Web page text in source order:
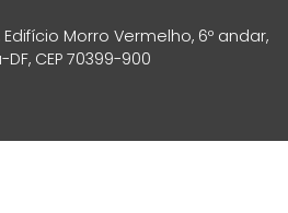
Edifício Morro Vermelho, 6º andar,
CEP 70399-900